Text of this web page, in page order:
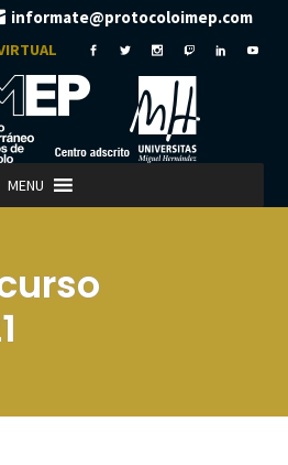
informate@protocoloimep.com
MENU